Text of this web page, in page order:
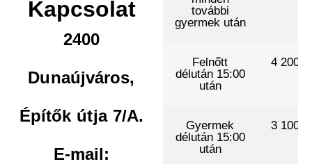
Kapcsolat
2400
Dunaújváros,
Építők útja 7/A.
E-mail:
további
gyermek után
Felnőtt
délután 15:00
után
4 200 .-
Gyermek
délután 15:00
után
3 100 .-